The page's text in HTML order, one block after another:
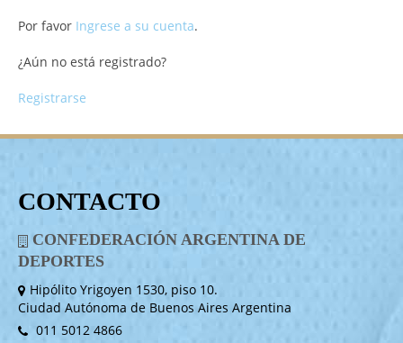
Por favor Ingrese a su cuenta.
¿Aún no está registrado?
Registrarse
CONTACTO
CONFEDERACIÓN ARGENTINA DE
DEPORTES
Hipólito Yrigoyen 1530, piso 10.
Ciudad Autónoma de Buenos Aires Argentina
011 5012 4866